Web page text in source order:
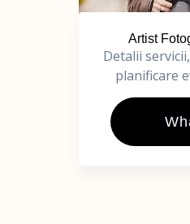
Artist
Detalii
planificare